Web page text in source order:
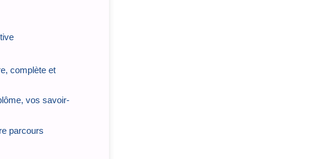
complète et
vos savoir-
parcours